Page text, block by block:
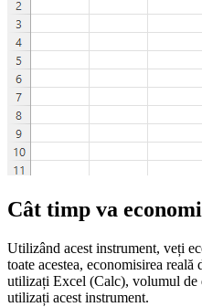
Cât timp va
Utilizând acest instrument, veți
toate acestea, economisirea
utilizați Excel (Calc), volumul de
utilizați acest instrument.